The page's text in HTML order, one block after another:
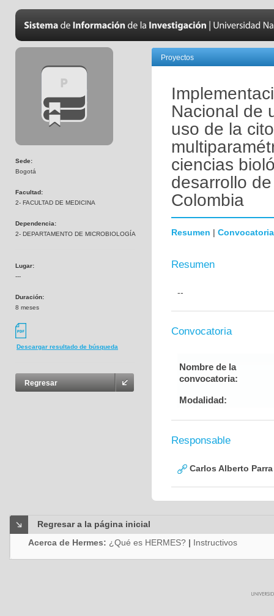
Sede:
Bogotá
Facultad:
2- FACULTAD DE MEDICINA
Dependencia:
2- DEPARTAMENTO DE MICROBIOLOGÍA
Lugar:
---
Duración:
8 meses
Descargar resultado de búsqueda
Regresar
Proyectos
Nacional de
uso de la
ciencias
desarrollo
Colombia
Resumen | Convocatoria
Resumen
--
Convocatoria
Nombre de la
convocatoria:
Modalidad:
Responsable
Carlos Alberto
Regresar a la página inicial
Acerca de Hermes: ¿Qué es HERMES? | Instructivos